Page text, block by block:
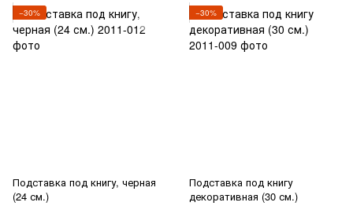
−30%
Подставка под книгу, черная
(24 см.)
−30%
Подставка под книгу
декоративная (30 см.)